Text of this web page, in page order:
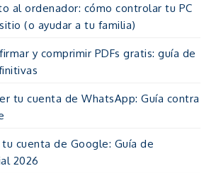
al ordenador: cómo controlar tu PC
(o ayudar a tu familia)
y comprimir PDFs gratis: guía de
tu cuenta de WhatsApp: Guía contra
cuenta de Google: Guía de
2026